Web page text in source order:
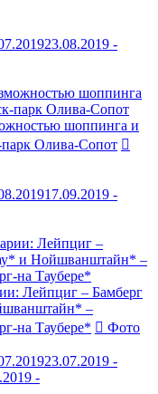
23.08.2019 -
шоппинга и
Олива-Сопот
17.09.2019 -
Лейпциг – Бамберг
–
на Таубере*
Фото
23.07.2019 -
-